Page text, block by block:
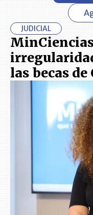
JUDICIAL
las becas